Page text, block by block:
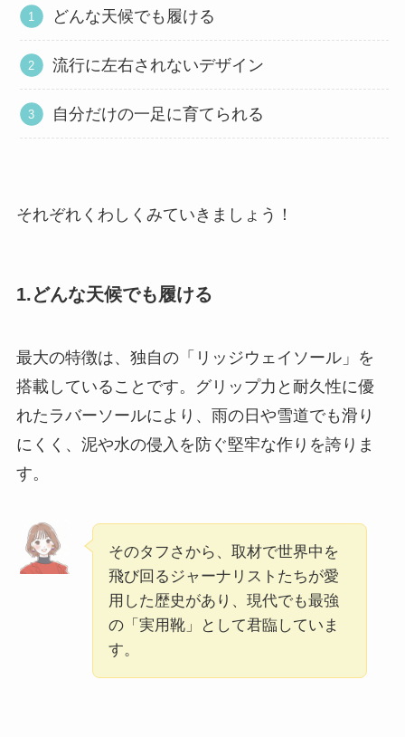
どんな天候でも履ける
流行に左右されないデザイン
自分だけの一足に育てられる
それぞれくわしくみていきましょう！
1.どんな天候でも履ける
最大の特徴は、独自の「リッジウェイソール」を
搭載していることです。グリップ力と耐久性に優
れたラバーソールにより、雨の日や雪道でも滑り
にくく、泥や水の侵入を防ぐ堅牢な作りを誇りま
す。
そのタフさから、取材で世界中を
飛び回るジャーナリストたちが愛
用した歴史があり、現代でも最強
の「実用靴」として君臨していま
す。